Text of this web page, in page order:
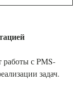
с PMS-
задач.